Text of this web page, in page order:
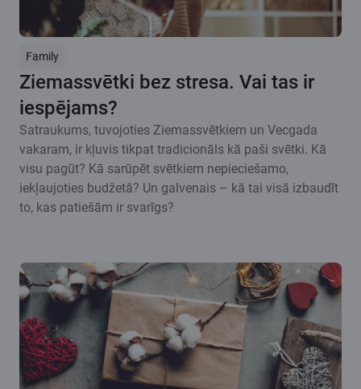
Family
Ziemassvētki bez stresa. Vai tas ir
iespējams?
Satraukums, tuvojoties Ziemassvētkiem un Vecgada
vakaram, ir kļuvis tikpat tradicionāls kā paši svētki. Kā
visu pagūt? Kā sarūpēt svētkiem nepieciešamo,
iekļaujoties budžetā? Un galvenais – kā tai visā izbaudīt
to, kas patiešām ir svarīgs?